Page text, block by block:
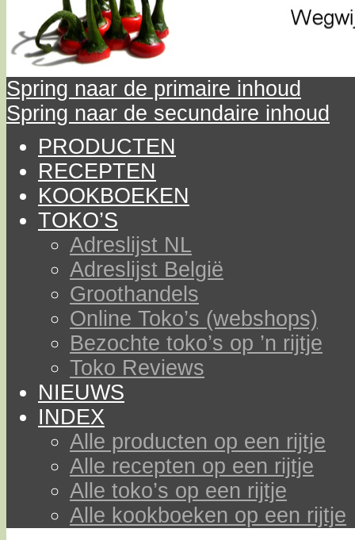
Spring naar de primaire inhoud
Spring naar de secundaire inhoud
PRODUCTEN
RECEPTEN
KOOKBOEKEN
TOKO’S
Adreslijst NL
Adreslijst België
Groothandels
Online Toko’s (webshops)
Bezochte toko’s op ’n rijtje
Toko Reviews
NIEUWS
INDEX
Alle producten op een rijtje
Alle recepten op een rijtje
Alle toko’s op een rijtje
Alle kookboeken op een rijtje